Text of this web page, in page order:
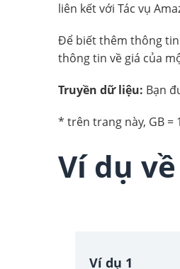
liên kết với Tác vụ
Để biết thêm thông tin
thông tin về giá của
Truyền dữ liệu: Bạn
* trên trang này, GB =
Ví dụ
Ví dụ 1